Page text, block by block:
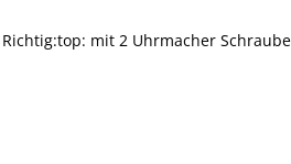
Richtig:top: mit 2 Uhrmacher